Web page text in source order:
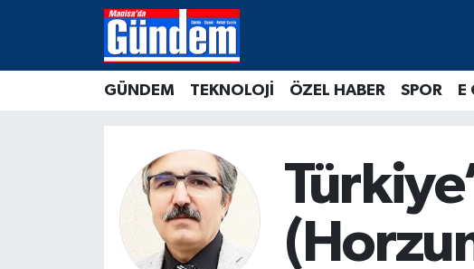
GÜNDEM TEKNOLOJİ ÖZEL HABER SPOR E
Manisa Hava Durumu
Süper Lig Puan Durumu ve Fikstür
Tüm Manşetler
Son Dakika Haberleri